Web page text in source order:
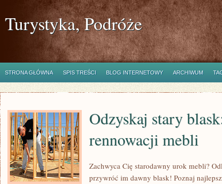
Turystyka, Podróże
STRONA GŁÓWNA SPIS TREŚCI BLOG INTERNETOWY ARCHIWUM
Odzyskaj stary
rennowacji mebli
Zachwyca Cię starodawny urok mebli?
przywróć im dawny blask! Poznaj